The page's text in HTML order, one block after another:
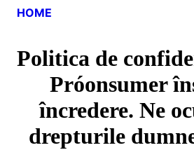
HOME
Politica de
Próonsumer
încredere. Ne
drepturile